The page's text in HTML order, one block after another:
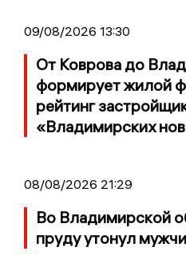
09/08/2026 13:30
От Коврова до
формирует жилой
рейтинг
«Владимирских
08/08/2026 21:29
Во Владимирской
пруду утонул